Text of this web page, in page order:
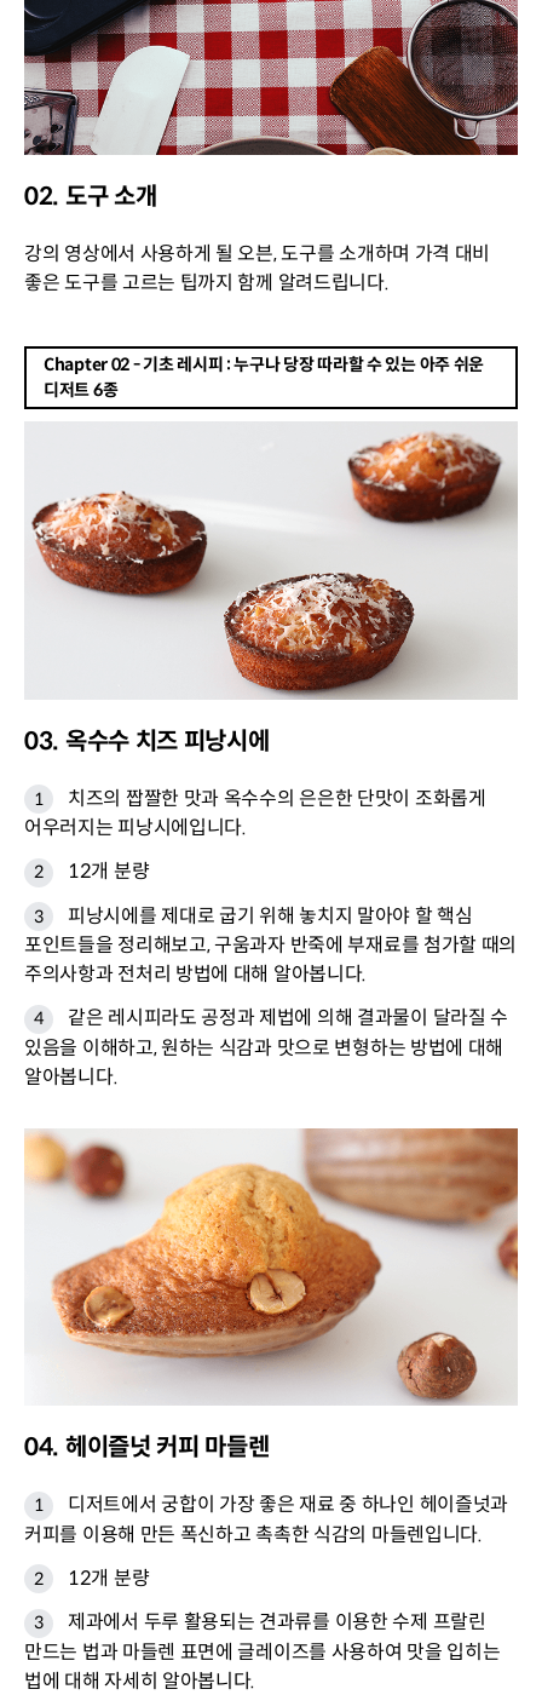
02. 도구 소개
강의 영상에서 사용하게 될 오븐, 도구를 소개하며 가격 대비
좋은 도구를 고르는 팁까지 함께 알려드립니다.
Chapter 02 - 기초 레시피 : 누구나 당장 따라할 수 있는 아주 쉬운
디저트 6종
03. 옥수수 치즈 피낭시에
치즈의 짭짤한 맛과 옥수수의 은은한 단맛이 조화롭게
어우러지는 피낭시에입니다.
12개 분량
피낭시에를 제대로 굽기 위해 놓치지 말아야 할 핵심
포인트들을 정리해보고, 구움과자 반죽에 부재료를 첨가할 때의
주의사항과 전처리 방법에 대해 알아봅니다.
같은 레시피라도 공정과 제법에 의해 결과물이 달라질 수
있음을 이해하고, 원하는 식감과 맛으로 변형하는 방법에 대해
알아봅니다.
04. 헤이즐넛 커피 마들렌
디저트에서 궁합이 가장 좋은 재료 중 하나인 헤이즐넛과
커피를 이용해 만든 폭신하고 촉촉한 식감의 마들렌입니다.
12개 분량
제과에서 두루 활용되는 견과류를 이용한 수제 프랄린
만드는 법과 마들렌 표면에 글레이즈를 사용하여 맛을 입히는
법에 대해 자세히 알아봅니다.